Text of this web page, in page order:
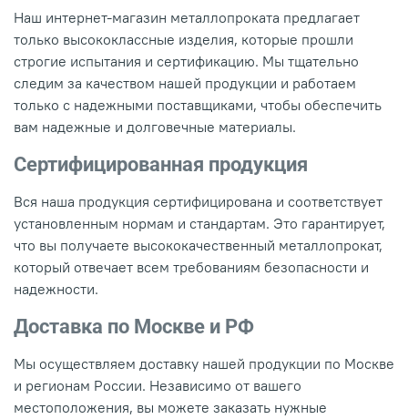
Наш интернет-магазин металлопроката предлагает
только высококлассные изделия, которые прошли
строгие испытания и сертификацию. Мы тщательно
следим за качеством нашей продукции и работаем
только с надежными поставщиками, чтобы обеспечить
вам надежные и долговечные материалы.
Сертифицированная продукция
Вся наша продукция сертифицирована и соответствует
установленным нормам и стандартам. Это гарантирует,
что вы получаете высококачественный металлопрокат,
который отвечает всем требованиям безопасности и
надежности.
Доставка по Москве и РФ
Мы осуществляем доставку нашей продукции по Москве
и регионам России. Независимо от вашего
местоположения, вы можете заказать нужные